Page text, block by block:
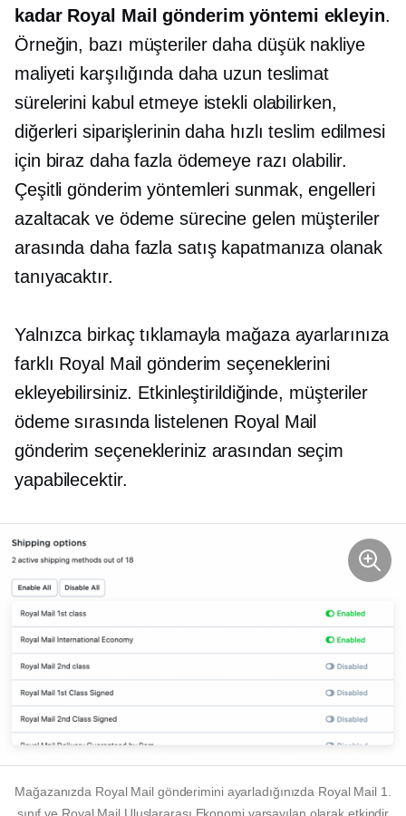
kadar Royal Mail gönderim yöntemi ekleyin.
Örneğin, bazı müşteriler daha düşük nakliye
maliyeti karşılığında daha uzun teslimat
sürelerini kabul etmeye istekli olabilirken,
diğerleri siparişlerinin daha hızlı teslim edilmesi
için biraz daha fazla ödemeye razı olabilir.
Çeşitli gönderim yöntemleri sunmak, engelleri
azaltacak ve ödeme sürecine gelen müşteriler
arasında daha fazla satış kapatmanıza olanak
tanıyacaktır.
Yalnızca birkaç tıklamayla mağaza ayarlarınıza
farklı Royal Mail gönderim seçeneklerini
ekleyebilirsiniz. Etkinleştirildiğinde, müşteriler
ödeme sırasında listelenen Royal Mail
gönderim seçenekleriniz arasından seçim
yapabilecektir.
Mağazanızda Royal Mail gönderimini ayarladığınızda Royal Mail 1.
sınıf ve Royal Mail Uluslararası Ekonomi varsayılan olarak etkindir